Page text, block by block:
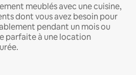
meublés avec une cuisine,
dont vous avez besoin pour
pendant un mois ou
parfaite à une location